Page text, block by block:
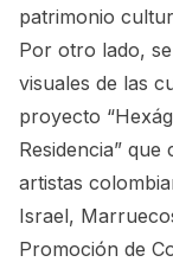
patrimonio
Por otro lado,
visuales de las
proyecto
Residencia”
artistas
Israel,
Promoción de